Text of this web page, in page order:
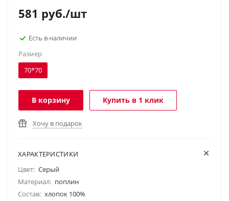
581 руб./шт
Есть в наличии
Размер
70*70
В корзину Купить в 1 клик
Хочу в подарок
ХАРАКТЕРИСТИКИ
Цвет: Серый
Материал: поплин
Состав: хлопок 100%